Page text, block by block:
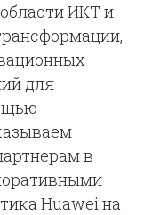
ИКТ и
для
в
Huawei на